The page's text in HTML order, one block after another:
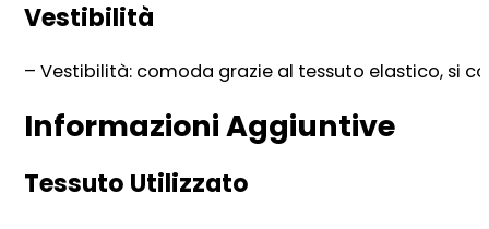
Vestibilità
– Vestibilità: comoda grazie al tessuto elastico, si
Informazioni Aggiuntive
Tessuto Utilizzato